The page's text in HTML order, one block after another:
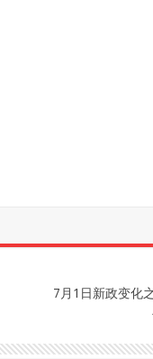
7月1日新政变化